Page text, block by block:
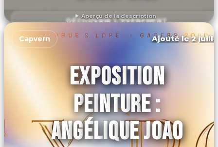
Aperçu de la description
DÉCOUVRIR L'ÉVÉNEMENT
Capvern Ajouté le 2
EXPOSITION
PEINTURE :
ANGÉLIQUE JOAO